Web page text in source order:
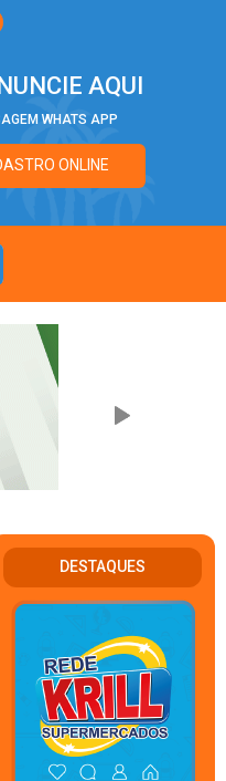
AQUI
WHATS APP
ONLINE
DESTAQUES